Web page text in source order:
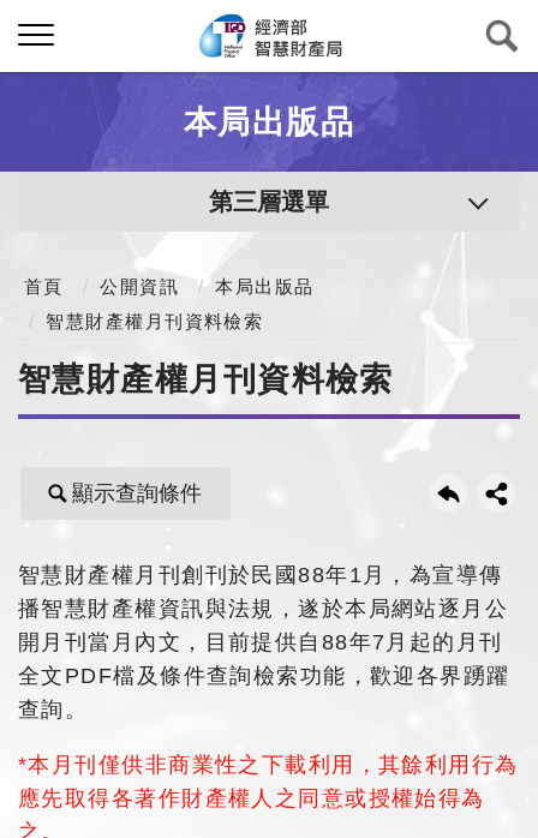
本局出版品
第三層選單
首頁 公開資訊
本局出版品
智慧財產權月刊資料檢索
智慧財產權月刊資料檢索
顯示查詢條件
智慧財產權月刊創刊於民國88年1月，為宣導傳
播智慧財產權資訊與法規，遂於本局網站逐月公
開月刊當月內文，目前提供自88年7月起的月刊
全文PDF檔及條件查詢檢索功能，歡迎各界踴躍
查詢。
*本月刊僅供非商業性之下載利用，其餘利用行為
應先取得各著作財產權人之同意或授權始得為
之。